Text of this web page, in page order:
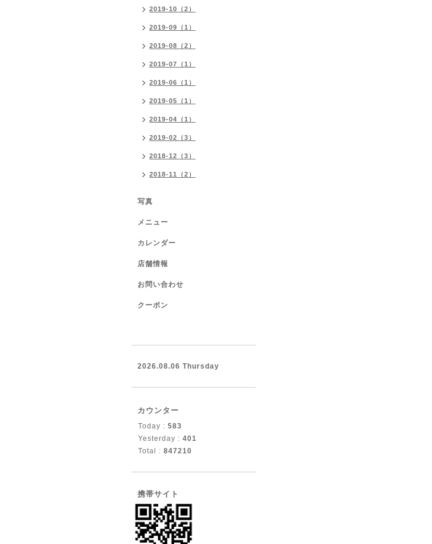
2019-10（2）
2019-09（1）
2019-08（2）
2019-07（1）
2019-06（1）
2019-05（1）
2019-04（1）
2019-02（3）
2018-12（3）
2018-11（2）
写真
メニュー
カレンダー
店舗情報
お問い合わせ
クーポン
2026.08.06 Thursday
カウンター
Today : 583
Yesterday : 401
Total : 847210
携帯サイト